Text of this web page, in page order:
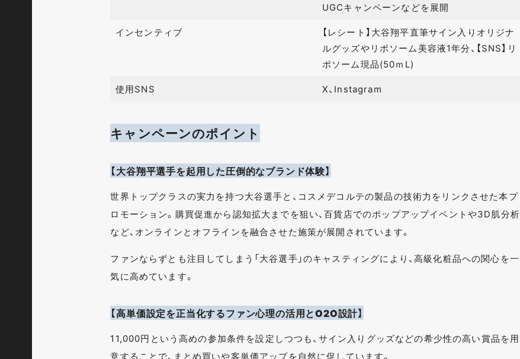
UGCキャンペーンなどを展開
インセンティブ
【レシート】大谷翔平直筆サイン入りオリジナ
ルグッズやリポソーム美容液1年分、【SNS】リ
ポソーム現品(50ｍL)
使用SNS
X、Instagram
キャンペーンのポイント
【大谷翔平選手を起用した圧倒的なブランド体験】
世界トップクラスの実力を持つ大谷選手と、コスメデコルテの製品の技術力をリンクさせた本プ
ロモーション。購買促進から認知拡大までを狙い、百貨店でのポップアップイベントや3D肌分析
など、オンラインとオフラインを融合させた施策が展開されています。
ファンならずとも注目してしまう「大谷選手」のキャスティングにより、高級化粧品への関心を一
気に高めています。
【高単価設定を正当化するファン心理の活用とO2O設計】
11,000円という高めの参加条件を設定しつつも、サイン入りグッズなどの希少性の高い賞品を用
意することで、まとめ買いや客単価アップを自然に促しています。